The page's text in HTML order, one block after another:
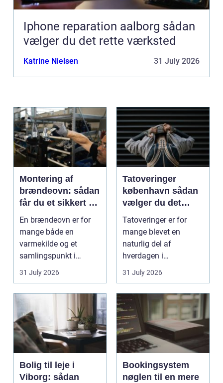
Iphone reparation aalborg sådan
vælger du det rette værksted
Katrine Nielsen 31 July 2026
Montering af
brændeovn: sådan
får du et sikkert og
smukt resultat
En brændeovn er for
mange både en
varmekilde og et
samlingspunkt i
hjemmet. Flammerne
31 July 2026
Tatoveringer
københavn sådan
vælger du det
rigtige studie
Tatoveringer er for
mange blevet en
naturlig del af
hverdagen i
København. Byen er
fyldt med dygtige...
31 July 2026
Bolig til leje i
Viborg: sådan
Bookingsystem
nøglen til en mere